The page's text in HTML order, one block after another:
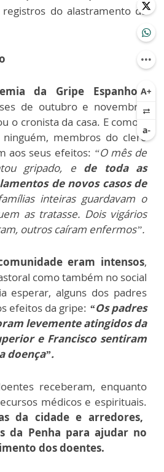
do alastramento da
da Gripe Espanhola
de outubro e novembro,
o cronista da casa. E como a
ninguém, membros do clero
aos seus efeitos: “O mês de
gripado, e de toda as
de novos casos de
inteiras guardavam o
as tratasse. Dois vigários
outros caíram enfermos”.
eram intensos,
como também no social
esperar, alguns dos padres
efeitos da gripe: “Os padres
levemente atingidos da
e Francisco sentiram
doença”.
receberam, enquanto
médicos e espirituais.
da cidade e arredores,
da Penha para ajudar no
dos doentes.